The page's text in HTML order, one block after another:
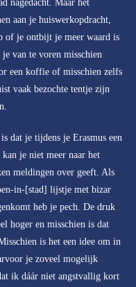
nagedacht. Maar het
aan je huiswerkopdracht,
of je ontbijt je meer waard is
van te voren misschien
een koffie of misschien zelfs
vaak bezochte tentje zijn
dat je tijdens je Erasmus een
je niet meer naar het
meldingen over geeft. Als
in-[stad] lijstje met bizar
heb je pech. De druk
hoger en misschien is dat
is het een idee om in
je zoveel mogelijk
ik dáár niet angstvallig kort